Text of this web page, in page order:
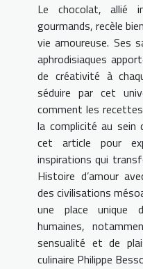
Le chocolat, allié
gourmands, recèle
vie amoureuse. Ses
aphrodisiaques
de créativité à
séduire par cet
comment les
la complicité au sein
cet article pour
inspirations qui
Histoire d’amour
des civilisations
une place unique
humaines,
sensualité et de
culinaire Philippe